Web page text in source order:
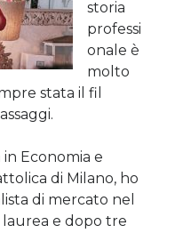
di Eticoin
storia
professi
onale è
molto
stata il fil
Economia e
di Milano, ho
di mercato nel
laurea e dopo tre